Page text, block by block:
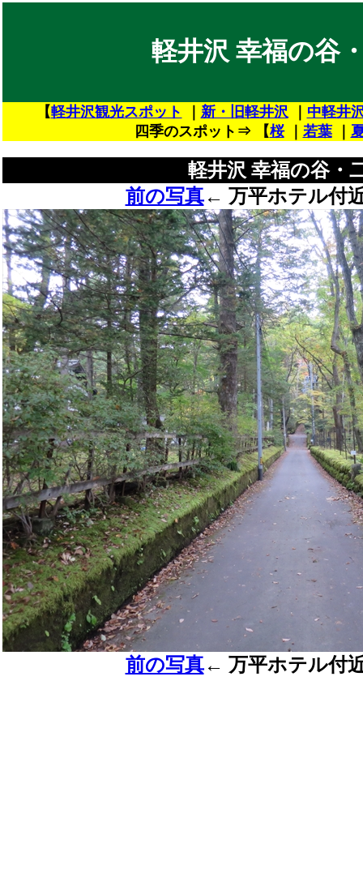
軽井沢 幸福の谷
【軽井沢観光スポット 新・旧軽井沢
中軽井
四季のスポット⇒ 【桜｜ 若葉｜
軽井沢 幸福の谷・
前の写真← 万平ホテル付
前の写真← 万平ホテル付